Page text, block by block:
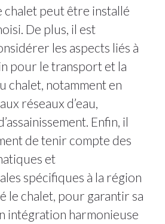
chalet peut être installé
De plus, il est
les aspects liés à
pour le transport et la
chalet, notamment en
réseaux d’eau,
Enfin, il
de tenir compte des
et
spécifiques à la région
le chalet, pour garantir sa
intégration harmonieuse